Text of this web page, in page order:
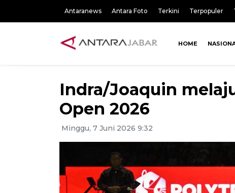
Antaranews Antara Foto Terkini Terpopuler
HOME
Indra/Joaquin
Open 2026
Minggu, 7 Juni 2026 9:32